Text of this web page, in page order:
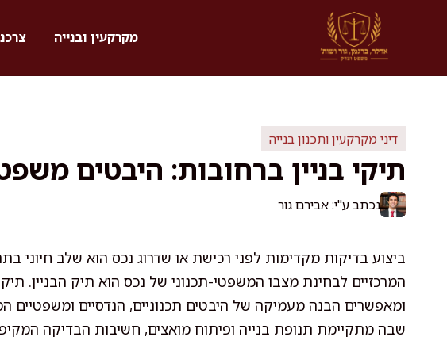
מקרקעין ובנייה
דיני מקרקעין ותכנון בנייה
תיקי בניין ברחובות: היבטים
נכתב ע"י: אבירם גור
ביצוע בדיקות מקדימות לפני רכישת או שדרוג נכס הוא שלב חיוני
המרכזיים לבחינת מצבו המשפטי-תכנוני של נכס הוא תיק הבניין.
ומאפשרים הבנה מעמיקה של היבטים תכנוניים, הנדסיים ומשפטיים
שבה מתקיימת תנופת בנייה ופיתוח מואצים, חשיבות הבדיקה